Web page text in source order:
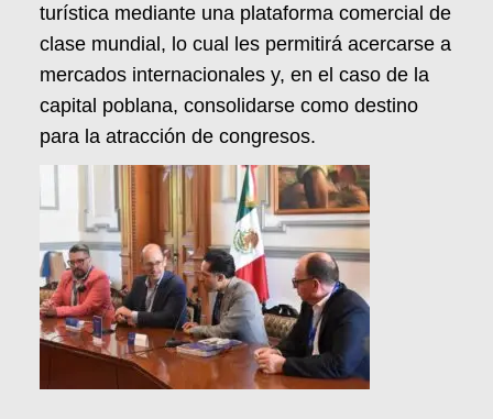
turística mediante una plataforma comercial de
clase mundial, lo cual les permitirá acercarse a
mercados internacionales y, en el caso de la
capital poblana, consolidarse como destino
para la atracción de congresos.